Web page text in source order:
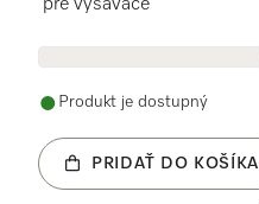
pre vysávače
Produkt je dostupný
PRIDAŤ DO KOŠÍKA